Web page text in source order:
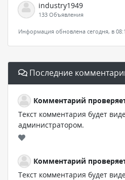
industry1949
133 Объявления
Информация обновлена сегодня, в
Последние
Комментарий
Текст комментария будет
администратором.
Комментарий
Текст комментария будет